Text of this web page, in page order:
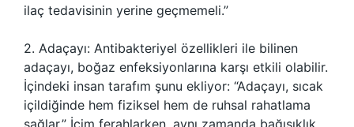
ilaç tedavisinin yerine geçmemeli.”
2. Adaçayı: Antibakteriyel özellikleri ile bilinen
adaçayı, boğaz enfeksiyonlarına karşı etkili olabilir.
İçindeki insan tarafım şunu ekliyor: “Adaçayı, sıcak
içildiğinde hem fiziksel hem de ruhsal rahatlama
sağlar.” İçim ferahlarken, aynı zamanda bağışıklık